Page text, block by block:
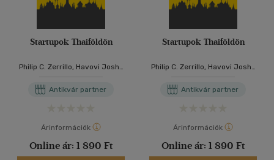
Startupok Thaiföldön
Philip C. Zerrillo, Havovi Joshi,
Antikvár partner
Árinformációk
Online ár: 1 890 Ft
Startupok Thaiföldön
Philip C. Zerrillo, Havovi Joshi,
Antikvár partner
Árinformációk
Online ár: 1 890 Ft